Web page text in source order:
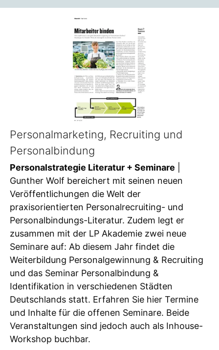
Personalmarketing, Recruiting und
Personalbindung
Personalstrategie Literatur + Seminare
Gunther Wolf bereichert mit seinen neuen
Veröffentlichungen die Welt der
praxisorientierten Personalrecruiting- und
Personalbindungs-Literatur. Zudem legt er
zusammen mit der LP Akademie zwei neue
Seminare auf: Ab diesem Jahr findet die
Weiterbildung Personalgewinnung & Recruiting
und das Seminar Personalbindung &
Identifikation in verschiedenen Städten
Deutschlands statt. Erfahren Sie hier Termine
und Inhalte für die offenen Seminare. Beide
Veranstaltungen sind jedoch auch als Inhouse-
Workshop buchbar.